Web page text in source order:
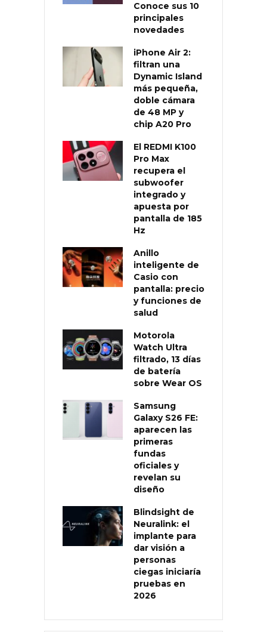
Conoce sus 10
principales
novedades
iPhone Air 2:
filtran una
Dynamic Island
más pequeña,
doble cámara
de 48 MP y
chip A20 Pro
El REDMI K100
Pro Max
recupera el
subwoofer
integrado y
apuesta por
pantalla de 185
Hz
Anillo
inteligente de
Casio con
pantalla: precio
y funciones de
salud
Motorola
Watch Ultra
filtrado, 13 días
de batería
sobre Wear OS
Samsung
Galaxy S26 FE:
aparecen las
primeras
fundas
oficiales y
revelan su
diseño
Blindsight de
Neuralink: el
implante para
dar visión a
personas
ciegas iniciaría
pruebas en
2026